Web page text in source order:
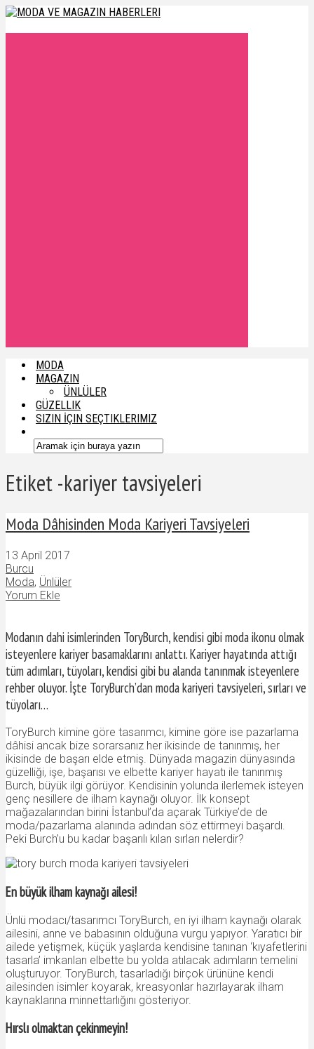
MODA
MAGAZIN
ÜNLÜLER
GÜZELLIK
SIZIN İÇIN SEÇTIKLERIMIZ
Etiket -kariyer tavsiyeleri
Moda Dâhisinden Moda Kariyeri Tavsiyeleri
13 April 2017
Burcu
Moda, Ünlüler
Yorum Ekle
Modanın dahi isimlerinden ToryBurch, kendisi gibi moda ikonu olmak
isteyenlere kariyer basamaklarını anlattı. Kariyer hayatında attığı
tüm adımları, tüyoları, kendisi gibi bu alanda tanınmak isteyenlere
rehber oluyor. İşte ToryBurch’dan moda kariyeri tavsiyeleri, sırları ve
tüyoları…
ToryBurch kimine göre tasarımcı, kimine göre ise pazarlama
dâhisi ancak bize sorarsanız her ikisinde de tanınmış, her
ikisinde de başarı elde etmiş. Dünyada magazin dünyasında
güzelliği, işe, başarısı ve elbette kariyer hayatı ile tanınmış
Burch, büyük ilgi görüyor. Kendisinin yolunda ilerlemek isteyen
genç nesillere de ilham kaynağı oluyor. İlk konsept
mağazalarından birini İstanbul’da açarak Türkiye’de de
moda/pazarlama alanında adından söz ettirmeyi başardı.
Peki Burch’u bu kadar başarılı kılan sırları nelerdir?
En büyük ilham kaynağı ailesi!
Ünlü modacı/tasarımcı ToryBurch, en iyi ilham kaynağı olarak
ailesini, anne ve babasının olduğuna vurgu yapıyor. Yaratıcı bir
ailede yetişmek, küçük yaşlarda kendisine tanınan ‘kıyafetlerini
tasarla’ imkanları elbette bu yolda atılacak adımların temelini
oluşturuyor. ToryBurch, tasarladığı birçok ürününe kendi
ailesinden isimler koyarak, kreasyonlar hazırlayarak ilham
kaynaklarına minnettarlığını gösteriyor.
Hırslı olmaktan çekinmeyin!